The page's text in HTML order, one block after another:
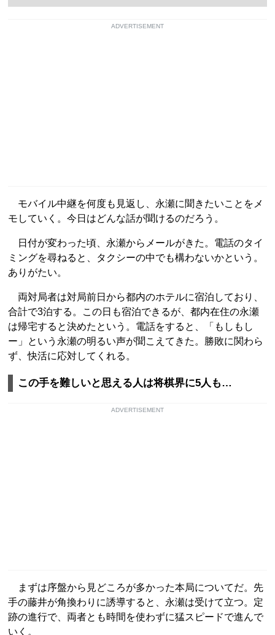
ADVERTISEMENT
モバイル中継を何度も見返し、永瀬に聞きたいことをメ
モしていく。今日はどんな話が聞けるのだろう。
日付が変わった頃、永瀬からメールがきた。電話のタイ
ミングを尋ねると、タクシーの中でも構わないかという。
ありがたい。
両対局者は対局前日から都内のホテルに宿泊しており、
合計で3泊する。この日も宿泊できるが、都内在住の永瀬
は帰宅すると決めたという。電話をすると、「もしもし
ー」という永瀬の明るい声が聞こえてきた。勝敗に関わら
ず、快活に応対してくれる。
この手を難しいと思える人は将棋界に5人も…
ADVERTISEMENT
まずは序盤から見どころが多かった本局についてだ。先
手の藤井が角換わりに誘導すると、永瀬は受けて立つ。定
跡の進行で、両者とも時間を使わずに猛スピードで進んで
いく。